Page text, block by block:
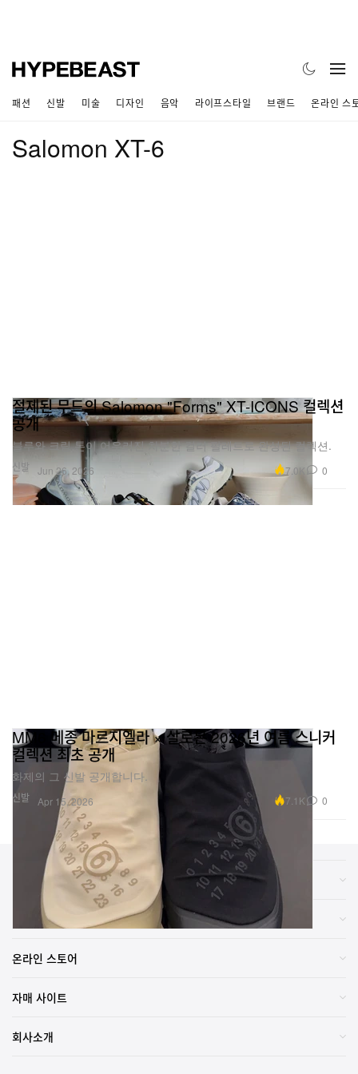
패션 신발 미술 디자인 음악 라이프스타일 브랜드 온라인 스
Salomon XT-6
신발
절제된 무드의 Salomon "Forms" XT-ICONS 컬렉션
공개
블루와 크림 톤이 어우러진 차분한 컬러 팔레트로 완성된 컬렉션.
Jun 26, 2026 7.0K 0
신발
MM6 메종 마르지엘라 × 살로몬 2026년 여름 스니커
컬렉션 최초 공개
화제의 그 신발 공개합니다.
Apr 15, 2026 7.1K 0
카테고리
브랜드
온라인 스토어
자매 사이트
회사소개